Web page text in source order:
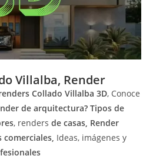
Villalba, Render
Collado Villalba 3D, Conoce
de arquitectura? Tipos de
, renders de casas, Render
Ideas, imágenes y